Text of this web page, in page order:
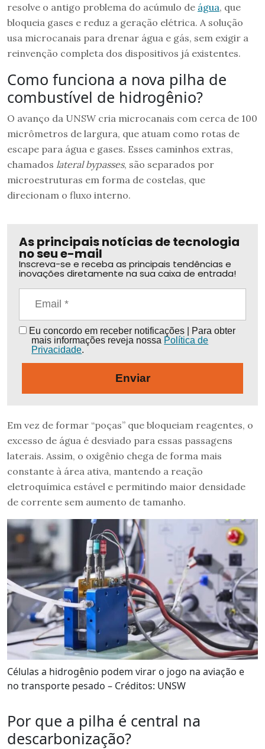
resolve o antigo problema do acúmulo de água, que
bloqueia gases e reduz a geração elétrica. A solução
usa microcanais para drenar água e gás, sem exigir a
reinvenção completa dos dispositivos já existentes.
Como funciona a nova pilha de
combustível de hidrogênio?
O avanço da UNSW cria microcanais com cerca de 100
micrômetros de largura, que atuam como rotas de
escape para água e gases. Esses caminhos extras,
chamados lateral bypasses, são separados por
microestruturas em forma de costelas, que
direcionam o fluxo interno.
As principais notícias de tecnologia
no seu e-mail
Inscreva-se e receba as principais tendências e
inovações diretamente na sua caixa de entrada!
Eu concordo em receber notificações | Para obter
mais informações reveja nossa Política de
Privacidade.
Enviar
Em vez de formar “poças” que bloqueiam reagentes, o
excesso de água é desviado para essas passagens
laterais. Assim, o oxigênio chega de forma mais
constante à área ativa, mantendo a reação
eletroquímica estável e permitindo maior densidade
de corrente sem aumento de tamanho.
Células a hidrogênio podem virar o jogo na aviação e
no transporte pesado – Créditos: UNSW
Por que a pilha é central na
descarbonização?